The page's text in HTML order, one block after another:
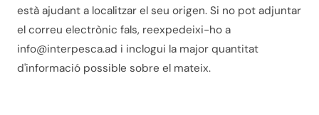
està ajudant a localitzar el seu origen. Si no pot adjuntar
el correu electrònic fals, reexpedeixi-ho a
info@interpesca.ad i inclogui la major quantitat
d'informació possible sobre el mateix.